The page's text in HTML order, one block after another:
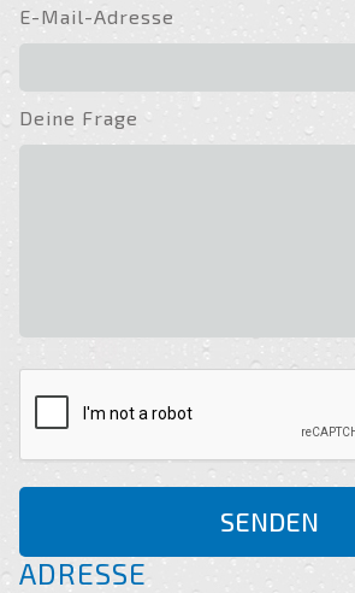
E-Mail-Adresse
Deine Frage
SENDEN
ADRESSE